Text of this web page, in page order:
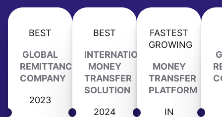
BEST
GLOBAL
REMITTANCE
COMPANY
2023
BEST
INTERNATIONAL
MONEY
TRANSFER
SOLUTION
2024
FASTEST
GROWING
MONEY
TRANSFER
PLATFORM
IN